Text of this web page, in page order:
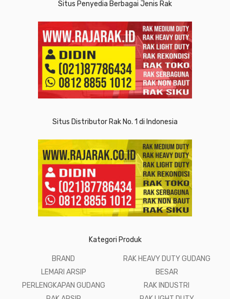
Situs Penyedia Berbagai Jenis Rak
Situs Distributor Rak No. 1 di Indonesia
Kategori Produk
BRAND
LEMARI ARSIP
PERLENGKAPAN GUDANG
RAK HEAVY DUTY GUDANG
BESAR
RAK INDUSTRI